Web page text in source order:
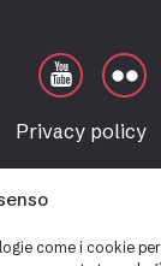
come i cookie
Privacy policy